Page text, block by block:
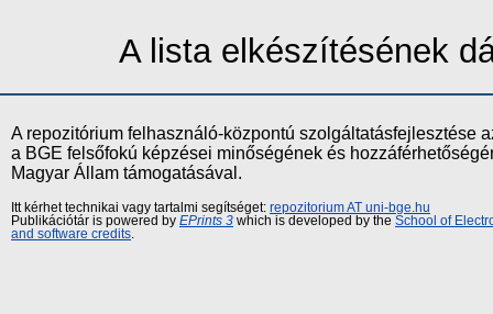
A lista elkészítésének
A repozitórium felhasználó-központú szolgáltatásfejlesztése
a BGE felsőfokú képzései minőségének és
Magyar Állam támogatásával.
Itt kérhet technikai vagy tartalmi segítséget: repozitorium AT uni-bge.hu
Publikációtár is powered by EPrints 3 which is developed by the School of
and software credits